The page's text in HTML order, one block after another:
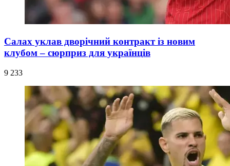
Салах уклав дворічний контракт із новим
клубом – сюрприз для українців
9 233